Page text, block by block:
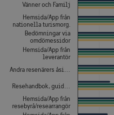
Vänner och Familj
Hemsida/App från
nationella turismorg.
Bedömningar via
omdömessidor
Hemsida/App från
leverantör
Andra resenärers åsi…
Resehandbok, guid…
Hemsida/App från
resebyrå/researrangör